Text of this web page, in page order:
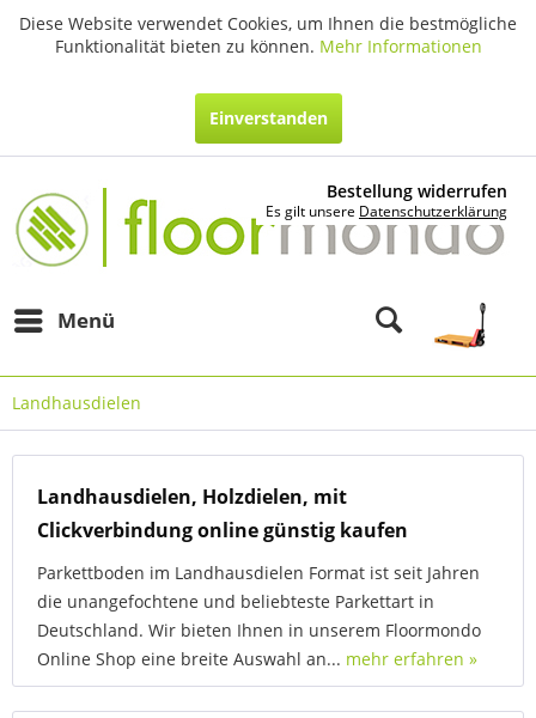
Menü
Landhausdielen
Landhausdielen, Holzdielen, mit
Clickverbindung online günstig kaufen
Parkettboden im Landhausdielen Format ist seit Jahren
die unangefochtene und beliebteste Parkettart in
Deutschland. Wir bieten Ihnen in unserem Floormondo
Online Shop eine breite Auswahl an... mehr erfahren »
Bestellung widerrufen
Es gilt unsere Datenschutzerklärung
Diese Website verwendet Cookies, um Ihnen die bestmögliche
Funktionalität bieten zu können. Mehr Informationen
Einverstanden